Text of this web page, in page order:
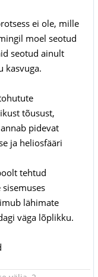
ei ole, mille
moel seotud
seotud ainult
kasvuga.
tõusust,
pidevat
ja heliosfääri
tehtud
lähimate
väga lõplikku.